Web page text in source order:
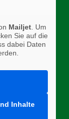
Mailjet. Um
Sie auf die
dabei Daten
Inhalte